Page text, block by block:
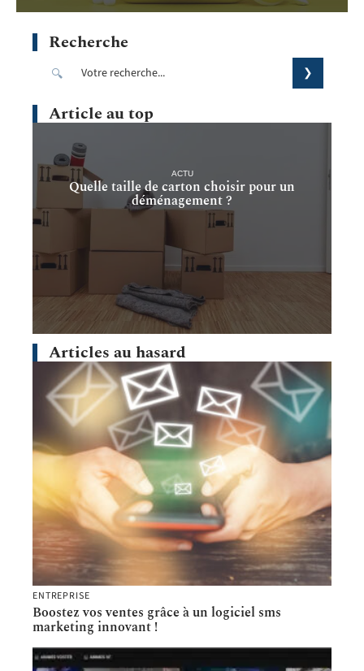
Recherche
Article au top
ACTU
Quelle taille de carton choisir pour un
déménagement ?
Articles au hasard
ENTREPRISE
Boostez vos ventes grâce à un logiciel sms
marketing innovant !